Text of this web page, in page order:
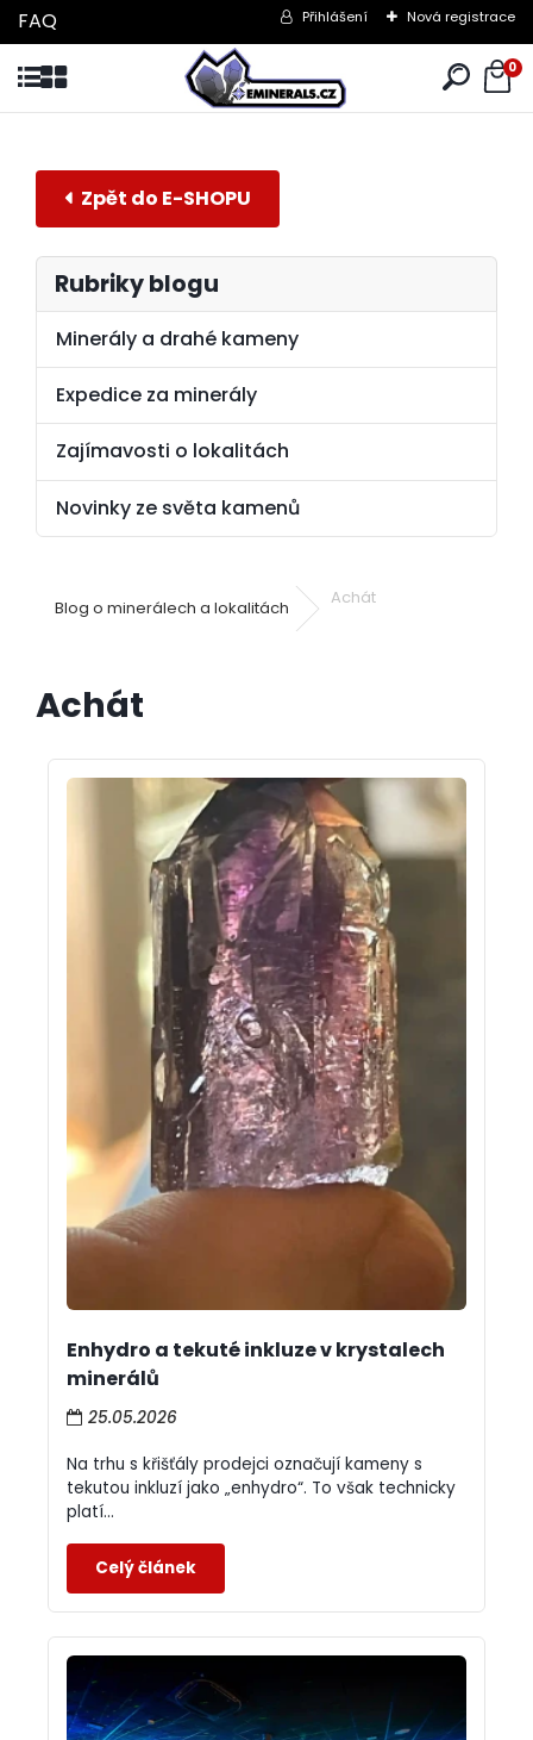
FAQ Přihlášení Nová registrace
0
Blog o minerálech a lokalitách
Achát
Achát
Enhydro a tekuté inkluze v krystalech
minerálů
25.05.2026
Na trhu s křišťály prodejci označují kameny s
tekutou inkluzí jako „enhydro“. To však technicky
platí...
Rubriky blogu
Minerály a drahé kameny
Expedice za minerály
Zajímavosti o lokalitách
Novinky ze světa kamenů